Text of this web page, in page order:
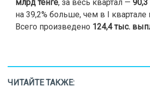
млрд тенге, за весь квартал —
на 39,2% больше, чем в I квартале
Всего произведено 124,4 тыс.
ЧИТАЙТЕ ТАКЖЕ: